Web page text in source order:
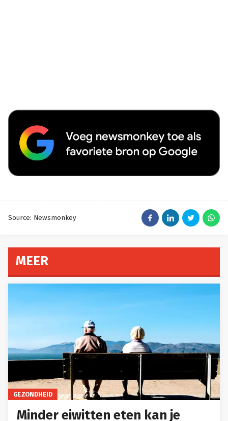
Source: Newsmonkey
MEER
GEZONDHEID
Minder eiwitten eten kan je